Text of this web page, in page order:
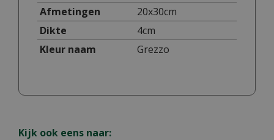
Afmetingen
20x30cm
Dikte
4cm
Kleur naam
Grezzo
Kijk ook eens naar: